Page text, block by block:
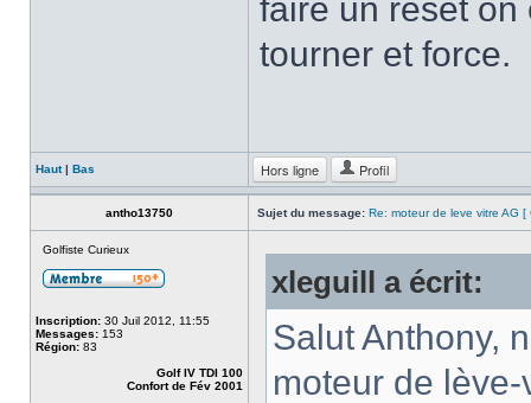
faire un reset
tourner et force.
Haut| Bas Hors ligne Profil
antho13750 Sujet du message: Re: moteur de leve vitre AG
Golfiste Curieux
Inscription: 30 Juil 2012, 11:55
Messages: 153
Région: 83
Golf IV TDI 100
Confort de Fév 2001
xleguill a écrit:
Salut Anthony,
moteur de